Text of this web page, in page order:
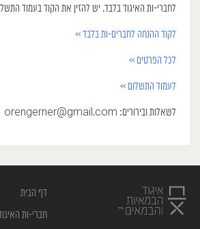
לחברי-ות האיגוד בלבד. יש להזין את הקוד בעמוד
לקוד ההנחה לחברים-ות בלבד >>
לכל הפרטים >>
לעמוד התשלום >>
לשאלות ובירורים: orengerner@gmail.com
דף הבית
חברי-ות